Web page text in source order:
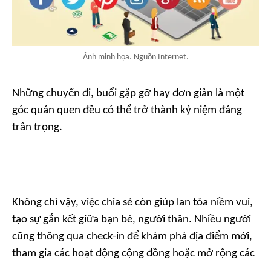
Ảnh minh họa. Nguồn Internet.
Những chuyến đi, buổi gặp gỡ hay đơn giản là một
góc quán quen đều có thể trở thành kỷ niệm đáng
trân trọng.
Không chỉ vậy, việc chia sẻ còn giúp lan tỏa niềm vui,
tạo sự gắn kết giữa bạn bè, người thân. Nhiều người
cũng thông qua check-in để khám phá địa điểm mới,
tham gia các hoạt động cộng đồng hoặc mở rộng các